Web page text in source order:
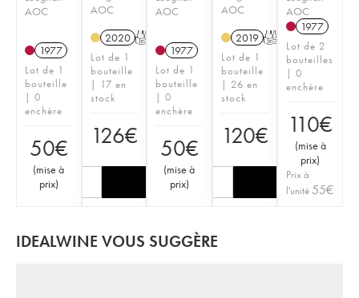
AOC
1977
Lot de 1
bouteille
| 0
enchère
50€
(mise à
prix)
AOC
2020 T
Lot de 1
bouteille
| 17 en
stock
126€
AOC
1977
Lot de 1
bouteille
| 0
enchère
50€
(mise à
prix)
AOC
2019 T
Lot de 1
bouteille
| 26 en
stock
120€
AOC
1977
Lot de 2
bouteilles
| 0
enchère
110€
(mise à
prix)
Prix à
l'unité 55€
IDEALWINE VOUS SUGGÈRE